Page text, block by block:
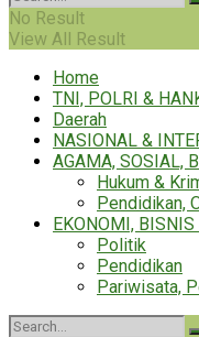
No Result
View All Result
Home
TNI, POLRI &
Daerah
NASIONAL &
AGAMA, SOSIAL,
Hukum &
Pendidikan,
EKONOMI,
Politik
Pendidikan
Pariwisata,